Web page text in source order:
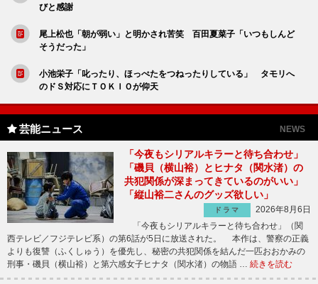
びと感謝
尾上松也「朝が弱い」と明かされ苦笑 百田夏菜子「いつもしんど
そうだった」
小池栄子「叱ったり、ほっぺたをつねったりしている」 タモリへ
のドＳ対応にＴＯＫＩＯが仰天
芸能ニュース NEWS
「今夜もシリアルキラーと待ち合わせ」
「磯貝（横山裕）とヒナタ（関水渚）の
共犯関係が深まってきているのがいい」
「縦山裕二さんのグッズ欲しい」
ドラマ
2026年8月6日
「今夜もシリアルキラーと待ち合わせ」（関
西テレビ／フジテレビ系）の第6話が5日に放送された。 本作は、警察の正義
よりも復讐（ふくしゅう）を優先し、秘密の共犯関係を結んだ一匹おおかみの
刑事・磯貝（横山裕）と第六感女子ヒナタ（関水渚）の物語 … 続きを読む